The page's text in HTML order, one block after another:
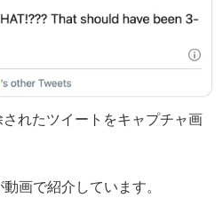
れたツイートをキャプチャ画
画で紹介しています。